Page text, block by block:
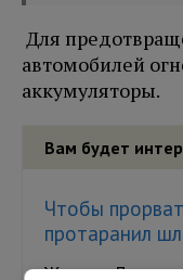
Для
автомобилей
аккумуляторы.
Вам будет
Чтобы
протаранил
Жителя Литвы